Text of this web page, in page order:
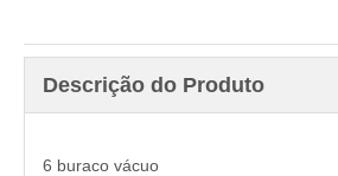
Descrição do Produto
6 buraco vácuo